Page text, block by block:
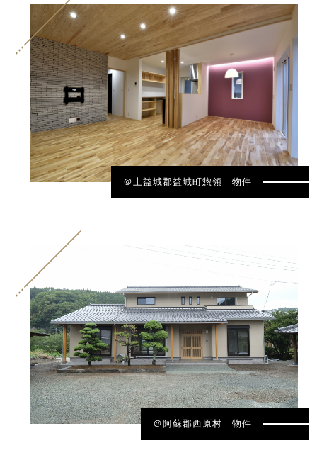
＠上益城郡益城町惣領 物件
＠阿蘇郡西原村 物件